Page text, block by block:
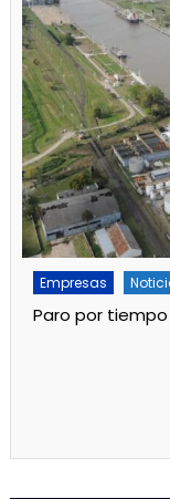
Empresas
Paro por